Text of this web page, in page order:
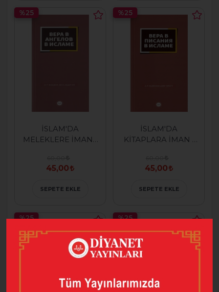
İSLAM'DA
MELEKLERE İMAN (
45,00
%25
SEPETE EKLE
İSLAM'DA
KİTAPLARA İMAN (
45,00
%25
SEPETE EKLE
%25 %25